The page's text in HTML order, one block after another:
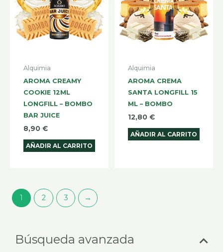
Búsqueda avanzada
una
Alquimia
AROMA CREAMY
COOKIE 12ML
LONGFILL – BOMBO
BAR JUICE
8,90 €
AÑADIR AL CARRITO
Alquimia
AROMA CREMA
SANTA LONGFILL 15
ML – BOMBO
12,80 €
AÑADIR AL CARRITO
1 2 3 →